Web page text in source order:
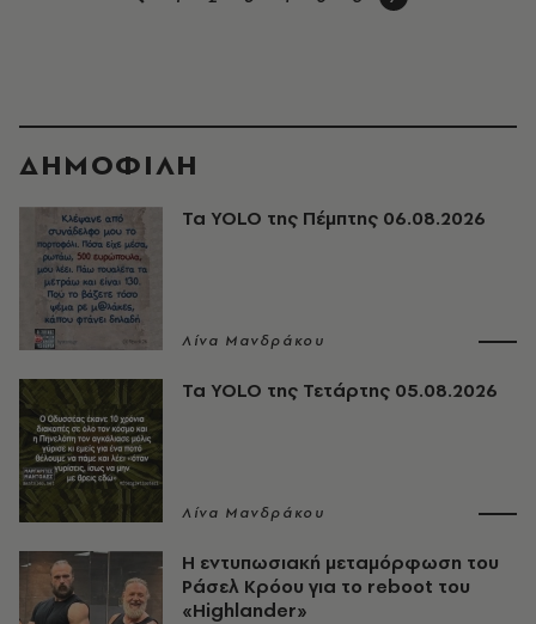
ΔΗΜΟΦΙΛΗ
Τα YOLO της Πέμπτης 06.08.2026
Λίνα Μανδράκου
Τα YOLO της Τετάρτης 05.08.2026
Λίνα Μανδράκου
Η εντυπωσιακή μεταμόρφωση του
Ράσελ Κρόου για το reboot του
«Highlander»